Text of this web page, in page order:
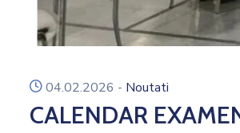
icon
04.02.2026 - Noutati
CALENDAR